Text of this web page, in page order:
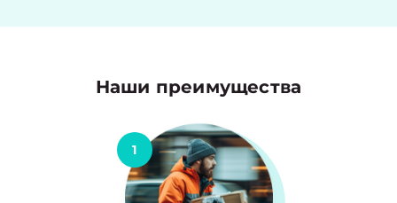
Наши преимущества
1